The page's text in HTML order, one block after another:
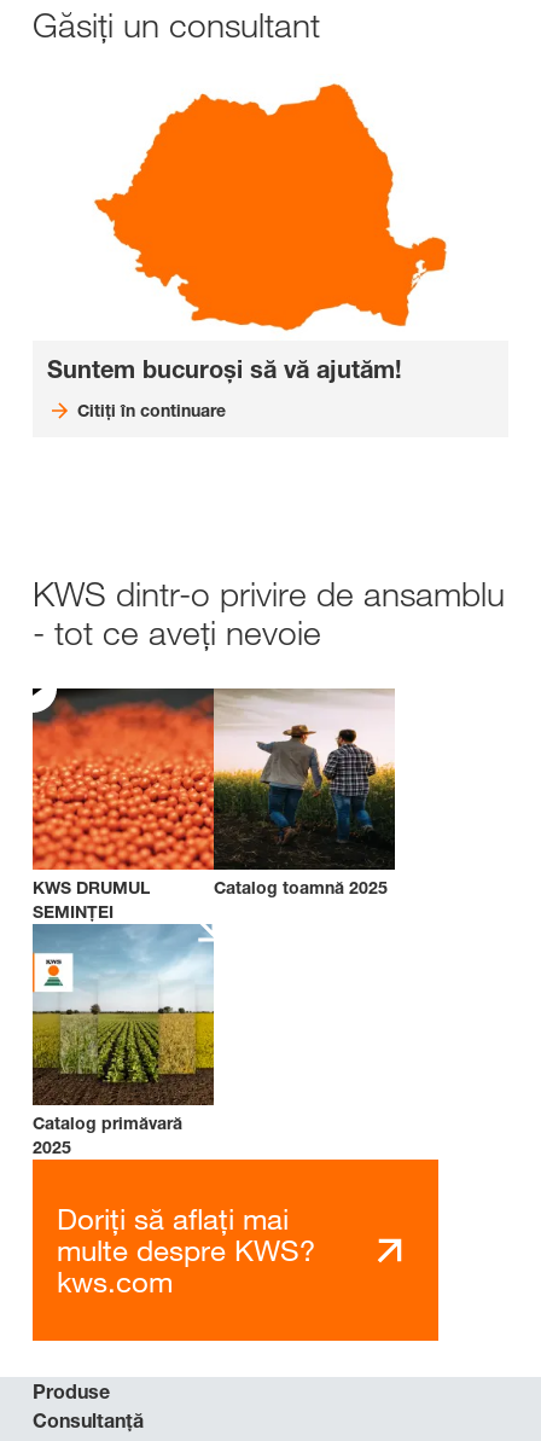
Găsiți un consultant
Suntem bucuroși să vă ajutăm!
Citiți în continuare
KWS dintr-o privire de ansamblu
- tot ce aveți nevoie
KWS DRUMUL
SEMINȚEI
Catalog toamnă 2025
Catalog primăvară
2025
Doriți să aflați mai
multe despre KWS?
kws.com
Produse
Consultanță